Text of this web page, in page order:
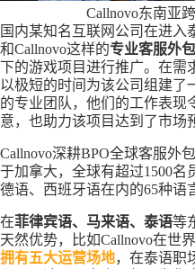
Callnovo东南亚
国内某知名互联网公司在进入
和Callnovo这样的专业客服外
下的游戏项目进行推广。在需
以极短的时间为该公司组建了
的专业团队，他们的工作表现
意，也助力该项目达到了市场
Callnovo深耕BPO全球客服外
于加拿大，全球有超过1500名
德语、西班牙语在内的65种语
在菲律宾语、马来语、泰语等
天然优势，比如Callnovo在世
拥有五大运营场地，在泰语职